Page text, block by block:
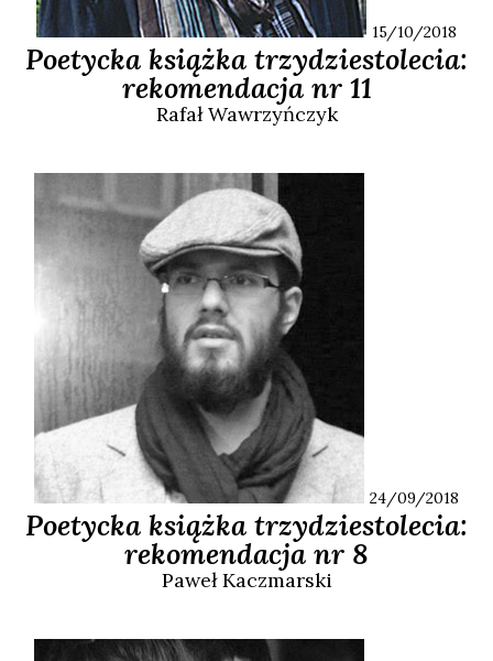
15/10/2018
Poetycka książka trzydziestolecia:
rekomendacja nr 11
RafałWawrzyńczyk
24/09/2018
Poetycka książka trzydziestolecia:
rekomendacja nr 8
PawełKaczmarski